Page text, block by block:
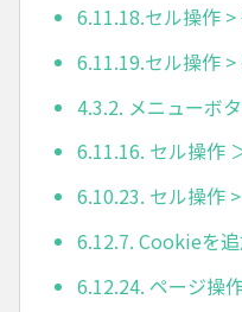
6.11.18.セル操作
6.11.19.セル操作
4.3.2. メニューボ
6.11.16. セル操作
6.10.23. セル操作
6.12.7. Cookieを
6.12.24. ページ